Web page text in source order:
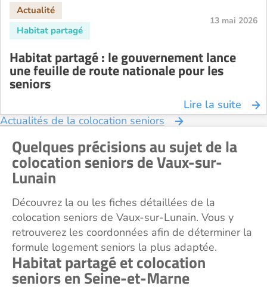
13 mai 2026
Habitat partagé : le gouvernement lance
une feuille de route nationale pour les
seniors
Lire la suite
Actualités de la colocation seniors
Quelques précisions au sujet de la
colocation seniors de Vaux-sur-
Lunain
Découvrez la ou les fiches détaillées de la
colocation seniors de Vaux-sur-Lunain. Vous y
retrouverez les coordonnées afin de déterminer la
formule logement seniors la plus adaptée.
Habitat partagé et colocation
seniors en Seine-et-Marne